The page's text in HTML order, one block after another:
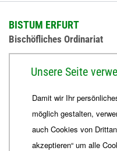
BISTUM ERFURT
Bischöfliches Ordinariat
+49 361 6572-444
ordinariat Bistum-
Unsere Seite
Damit wir Ihr
möglich gestalten,
auch Cookies von
akzeptieren“ um alle